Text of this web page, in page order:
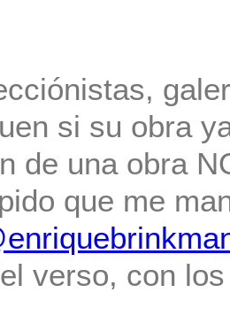
si su obra
de una obra
que me
verso, con